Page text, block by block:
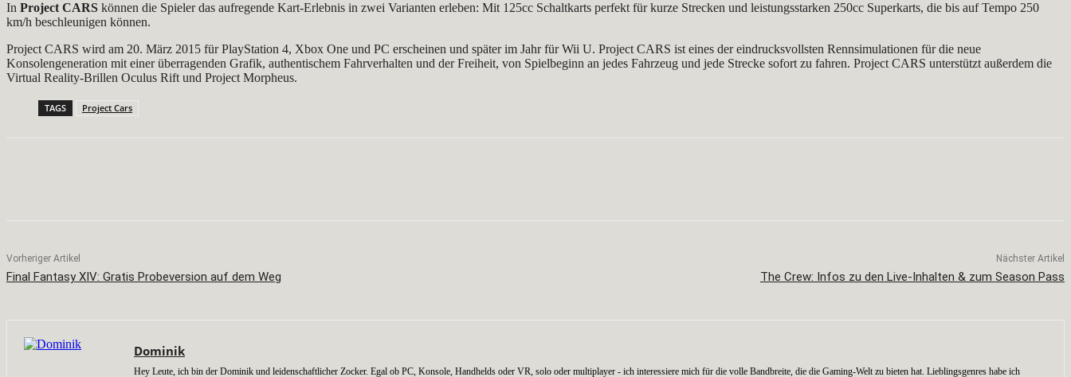
In Project CARS können die Spieler das aufregende Kart-Erlebnis in zwei Varianten erleben: Mit 125cc Schaltkarts perfekt für kurze Strecken und leistungsstarken 250cc Superkarts, die bis auf Tempo 250
km/h beschleunigen können.
Project CARS wird am 20. März 2015 für PlayStation 4, Xbox One und PC erscheinen und später im Jahr für Wii U. Project CARS ist eines der eindrucksvollsten Rennsimulationen für die neue
Konsolengeneration mit einer überragenden Grafik, authentischem Fahrverhalten und der Freiheit, von Spielbeginn an jedes Fahrzeug und jede Strecke sofort zu fahren. Project CARS unterstützt außerdem die
Virtual Reality-Brillen Oculus Rift und Project Morpheus.
TAGS Project Cars
Vorheriger Artikel
Final Fantasy XIV: Gratis Probeversion auf dem Weg
Nächster Artikel
The Crew: Infos zu den Live-Inhalten & zum Season Pass
Dominik
Hey Leute, ich bin der Dominik und leidenschaftlicher Zocker. Egal ob PC, Konsole, Handhelds oder VR, solo oder multiplayer - ich interessiere mich für die volle Bandbreite, die die Gaming-Welt zu bieten hat. Lieblingsgenres habe ich